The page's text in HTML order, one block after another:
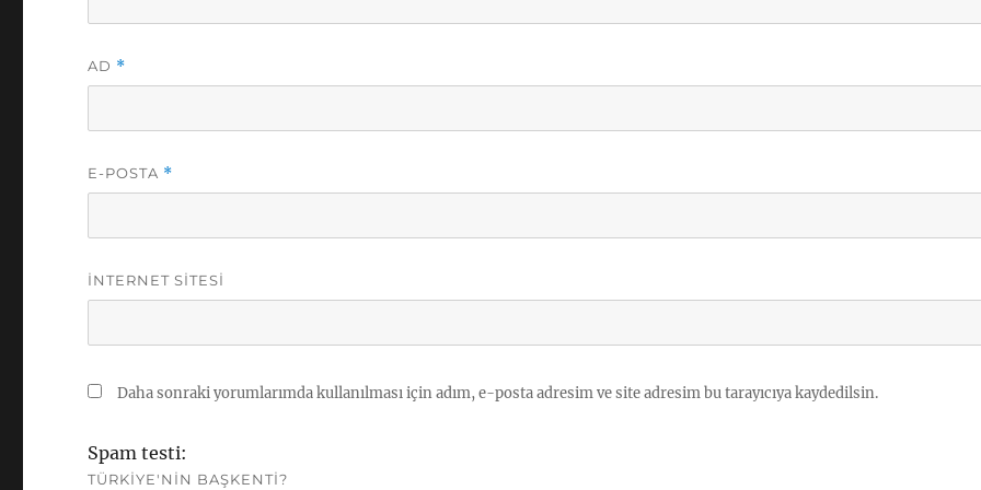
AD *
E-POSTA *
İNTERNET SITESI
Daha sonraki yorumlarımda kullanılması için adım, e-posta adresim ve site adresim bu tarayıcıya kaydedilsin.
Spam testi:
TÜRKIYE'NIN BAŞKENTI?